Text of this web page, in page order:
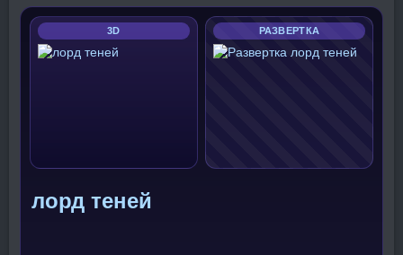
3D РАЗВЕРТКА
лорд теней